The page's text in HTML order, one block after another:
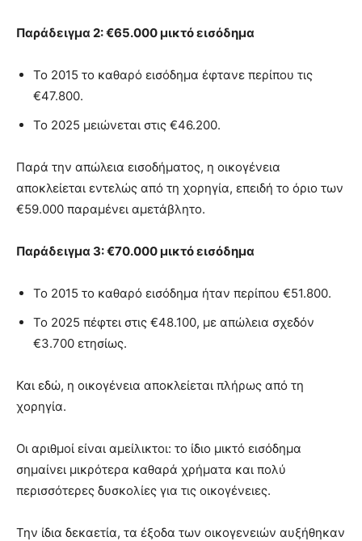
Παράδειγμα 2: €65.000 μικτό εισόδημα
Το 2015 το καθαρό εισόδημα έφτανε περίπου τις
€47.800.
Το 2025 μειώνεται στις €46.200.
Παρά την απώλεια εισοδήματος, η οικογένεια
αποκλείεται εντελώς από τη χορηγία, επειδή το όριο των
€59.000 παραμένει αμετάβλητο.
Παράδειγμα 3: €70.000 μικτό εισόδημα
Το 2015 το καθαρό εισόδημα ήταν περίπου €51.800.
Το 2025 πέφτει στις €48.100, με απώλεια σχεδόν
€3.700 ετησίως.
Και εδώ, η οικογένεια αποκλείεται πλήρως από τη
χορηγία.
Οι αριθμοί είναι αμείλικτοι: το ίδιο μικτό εισόδημα
σημαίνει μικρότερα καθαρά χρήματα και πολύ
περισσότερες δυσκολίες για τις οικογένειες.
Την ίδια δεκαετία, τα έξοδα των οικογενειών αυξήθηκαν